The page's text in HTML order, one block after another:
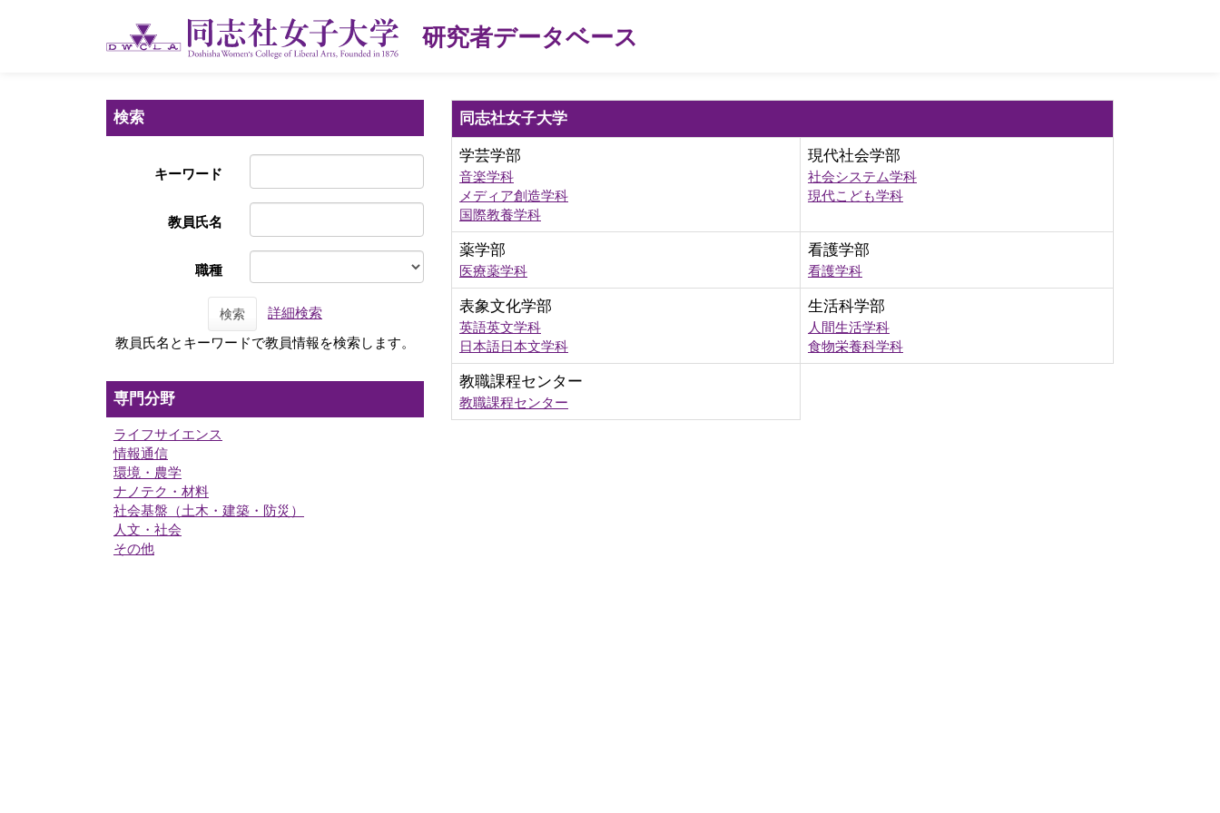
研究者データベース
検索
キーワード
教員氏名
職種
検索
詳細検索
教員氏名とキーワードで教員情報を検索します。
専門分野
ライフサイエンス
情報通信
環境・農学
ナノテク・材料
社会基盤（土木・建築・防災）
人文・社会
その他
同志社女子大学
学芸学部
音楽学科
メディア創造学科
国際教養学科
現代社会学部
社会システム学科
現代こども学科
薬学部
医療薬学科
看護学部
看護学科
表象文化学部
英語英文学科
日本語日本文学科
生活科学部
人間生活学科
食物栄養科学科
教職課程センター
教職課程センター